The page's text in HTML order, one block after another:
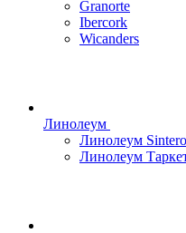
Granorte
Ibercork
Wicanders
Линолеум
Линолеум
Линолеум